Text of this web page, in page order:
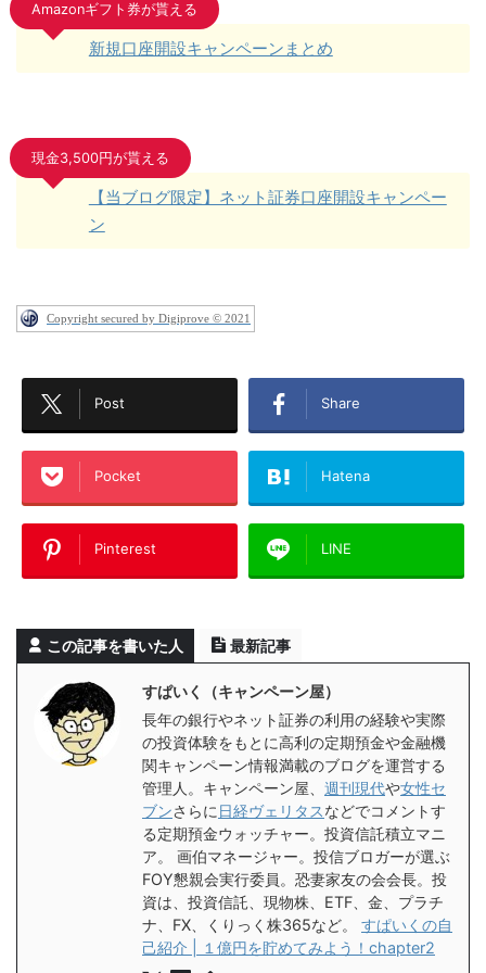
Amazonギフト券が貰える
新規口座開設キャンペーンまとめ
現金3,500円が貰える
【当ブログ限定】ネット証券口座開設キャンペー
ン
Copyright secured by Digiprove © 2021
Post Share
Pocket Hatena
Pinterest LINE
この記事を書いた人 最新記事
すぱいく（キャンペーン屋）
長年の銀行やネット証券の利用の経験や実際
の投資体験をもとに高利の定期預金や金融機
関キャンペーン情報満載のブログを運営する
管理人。キャンペーン屋、 週刊現代や女性セ
ブンさらに 日経ヴェリタスなどでコメントす
る定期預金ウォッチャー。投資信託積立マニ
ア。 画伯マネージャー。投信ブロガーが選ぶ
FOY懇親会実行委員。恐妻家友の会会長。投
資は、投資信託、現物株、ETF、金、プラチ
ナ、FX、くりっく株365など。 すぱいくの自
己紹介 | １億円を貯めてみよう！chapter2